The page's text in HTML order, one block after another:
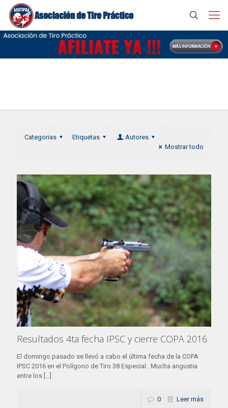
Categorias Etiquetas
Autores
Mostrar todo
Resultados 4ta fecha IPSC y cierre COPA 2016
El domingo pasado se llevó a cabo el última fecha de la COPA
IPSC 2016 en el Polígono de Tiro 38 Especial. Mucha angustia
entre los
0 Leer más